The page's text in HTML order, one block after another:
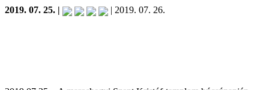
2019. 07. 25. | | 2019. 07. 26.